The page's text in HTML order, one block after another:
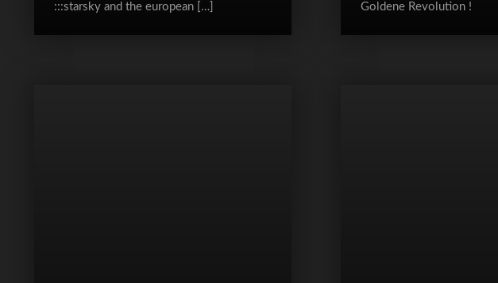
:::starsky and the european […]
Goldene Revolution !